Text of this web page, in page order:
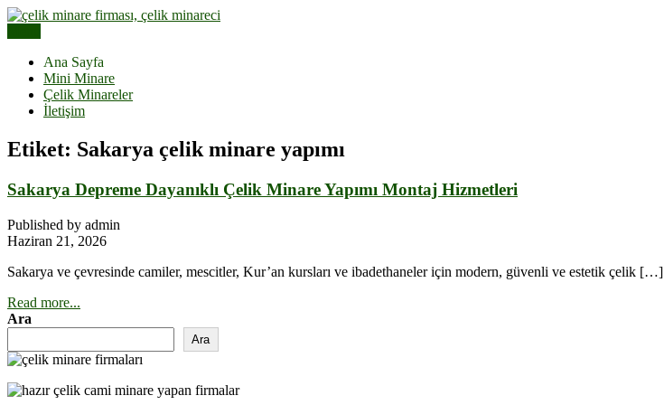
Skip
Çelik Minare | Çelik Minare Yapımı
Ana Sayfa
Mini Minare
Çelik Minareler
İletişim
Etiket: Sakarya çelik minare yapımı
Sakarya Depreme Dayanıklı Çelik Minare Yapımı Montaj Hizmetleri
Published by admin
Haziran 21, 2026
Sakarya ve çevresinde camiler, mescitler, Kur’an kursları ve ibadethaneler için modern, güvenli ve estetik çelik […]
Read more...
Ara
Ara